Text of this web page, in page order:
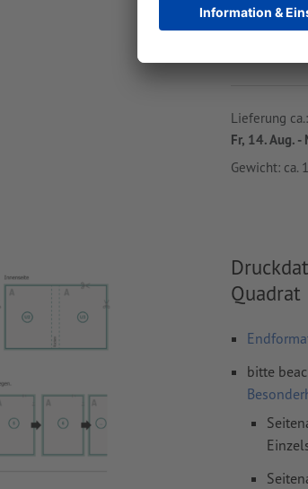
Lieferung ca.:
Fr, 14. Aug. -
Gewicht: ca.
Quadrat
bitte